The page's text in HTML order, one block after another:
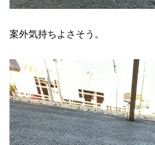
案外気持ちよさそう。